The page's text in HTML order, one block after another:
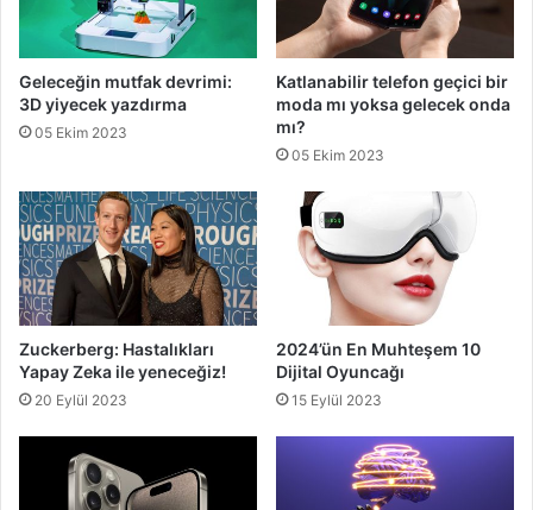
Geleceğin mutfak devrimi:
3D yiyecek yazdırma
05 Ekim 2023
Katlanabilir telefon geçici bir
moda mı yoksa gelecek onda
mı?
05 Ekim 2023
Zuckerberg: Hastalıkları
Yapay Zeka ile yeneceğiz!
20 Eylül 2023
2024’ün En Muhteşem 10
Dijital Oyuncağı
15 Eylül 2023